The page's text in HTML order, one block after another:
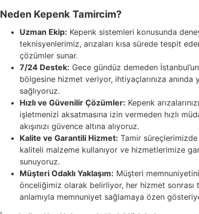
Neden Kepenk Tamircim?
Uzman Ekip: Kepenk sistemleri konusunda
teknisyenlerimiz, arızaları kısa sürede tespit
çözümler sunar.
7/24 Destek: Gece gündüz demeden
bölgesine hizmet veriyor, ihtiyaçlarınıza anında
sağlıyoruz.
Hızlı ve Güvenilir Çözümler: Kepenk
işletmenizi aksatmasına izin vermeden hızlı
akışınızı güvence altına alıyoruz.
Kalite ve Garantili Hizmet: Tamir süreçlerimizde
kaliteli malzeme kullanıyor ve hizmetlerimize
sunuyoruz.
Müşteri Odaklı Yaklaşım: Müşteri memnuniyetini
önceliğimiz olarak belirliyor, her hizmet sonrası
anlamıyla memnuniyet sağlamaya özen